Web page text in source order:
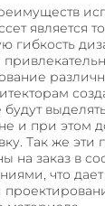
является
гибкость
и при этом
Так же эти
на заказ в
что